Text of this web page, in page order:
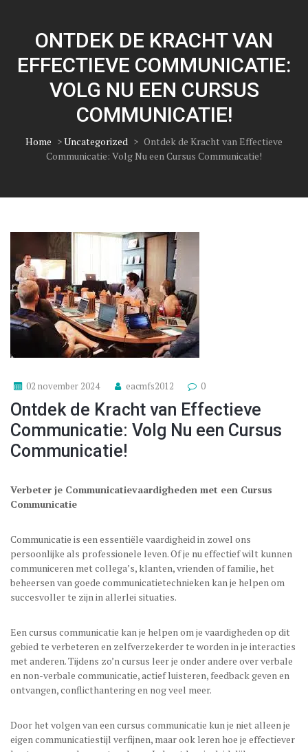
ONTDEK DE KRACHT VAN
EFFECTIEVE COMMUNICATIE:
VOLG NU EEN CURSUS
COMMUNICATIE!
Home >Uncategorized > Ontdek de Kracht van Effectieve
Communicatie: Volg Nu een Cursus Communicatie!
02 november 2024 eacmfs2012 0
Ontdek de Kracht van Effectieve
Communicatie: Volg Nu een Cursus
Communicatie!
Verbeter je Communicatievaardigheden met een Cursus
Communicatie
Communicatie is een essentiële vaardigheid in zowel ons
persoonlijke als professionele leven. Of je nu effectief wilt kunnen
communiceren met collega’s, klanten, vrienden of familie, het
beheersen van goede communicatietechnieken kan je helpen om
succesvoller te zijn in allerlei situaties.
Een cursus communicatie kan je helpen om je vaardigheden op dit
gebied te verbeteren en zelfverzekerder te worden in je interacties
met anderen. Tijdens zo’n cursus leer je onder andere over verbale
en non-verbale communicatie, actief luisteren, feedback geven en
ontvangen, conflicthantering en nog veel meer.
Door het volgen van een cursus communicatie kun je niet alleen je
eigen communicatiestijl verfijnen, maar ook leren hoe je effectiever